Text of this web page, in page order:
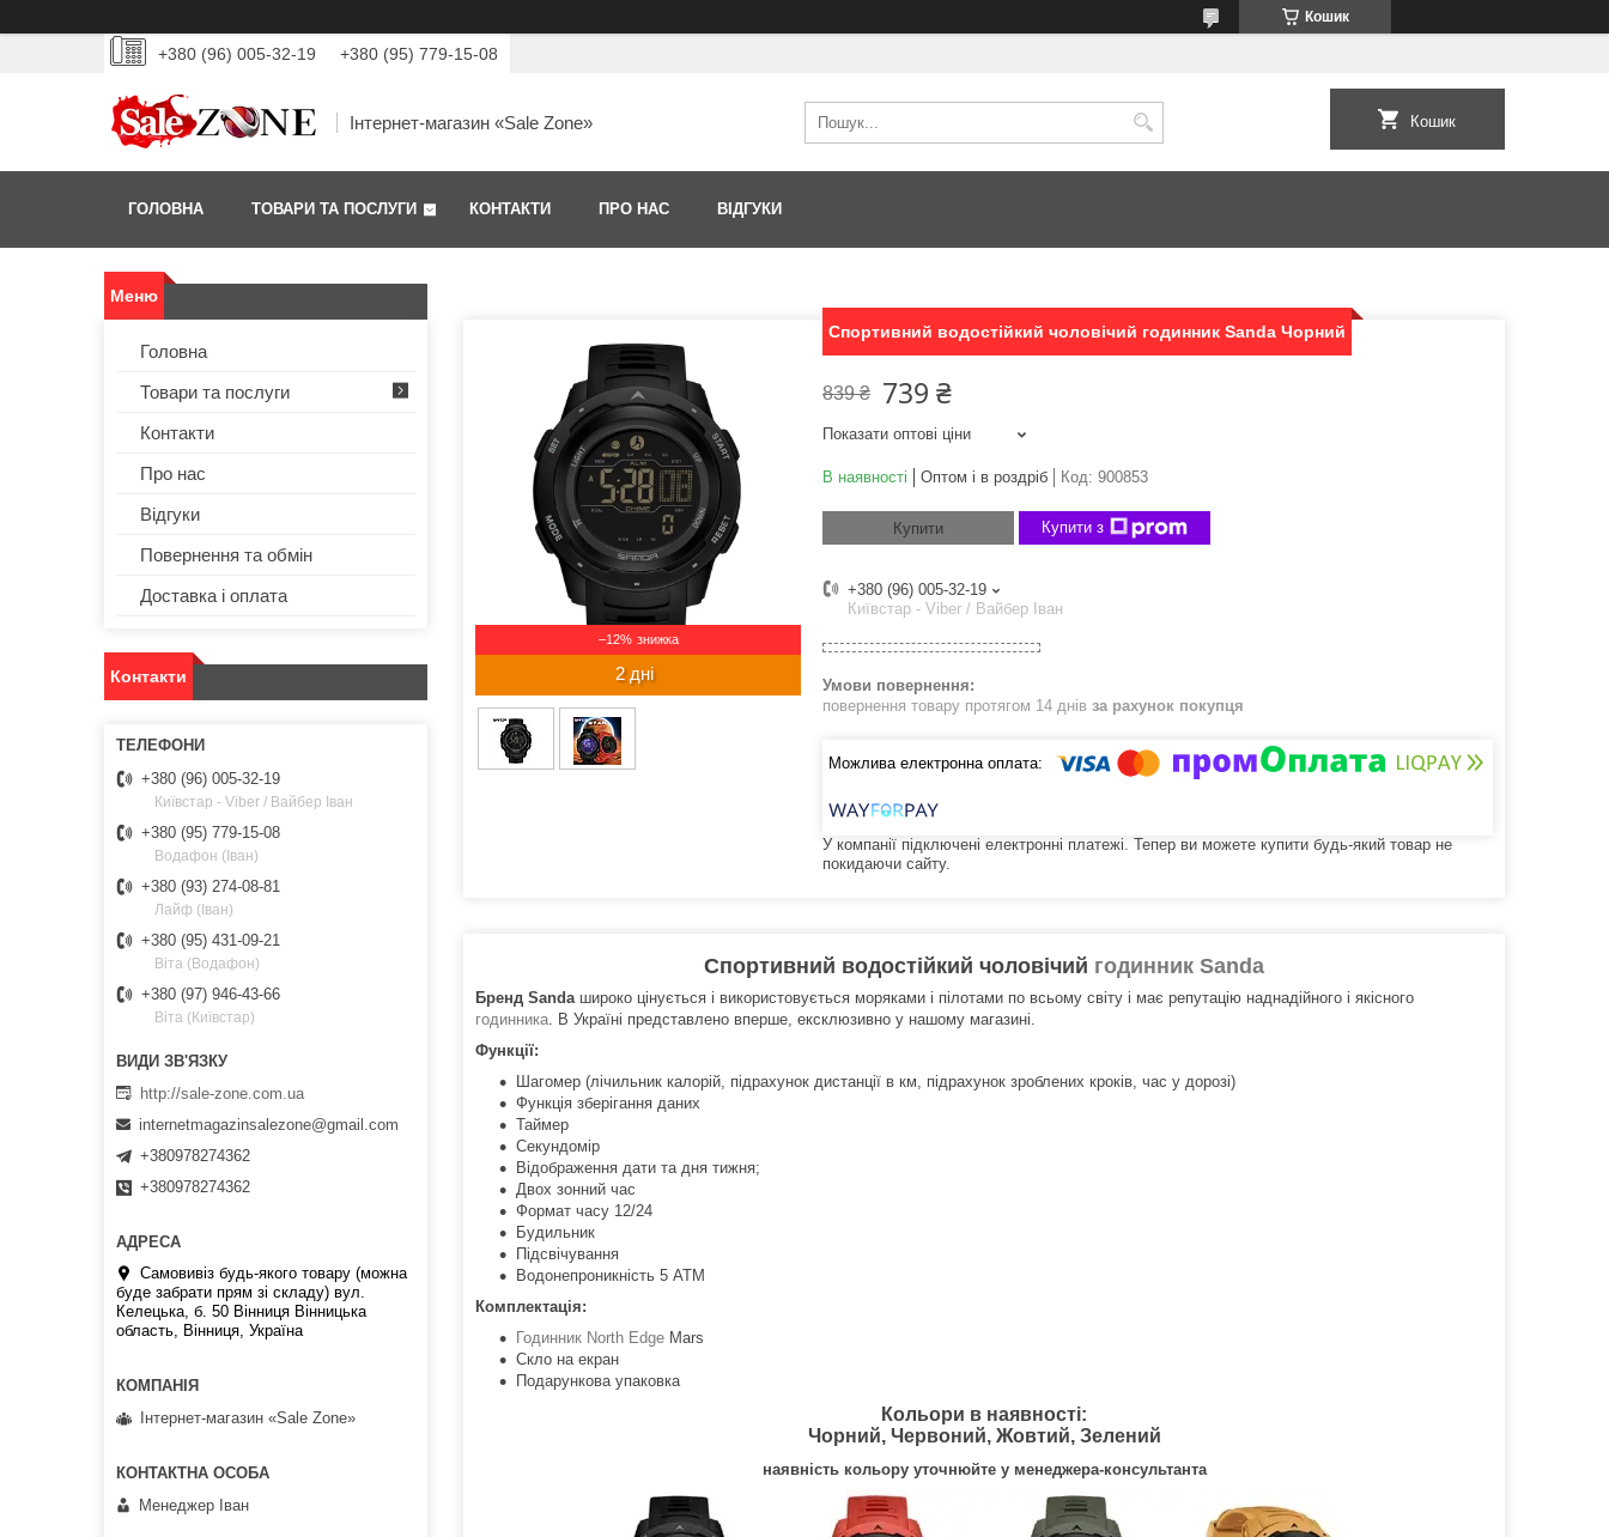
Кошик
+380 (96) 005-32-19 +380 (95) 779-15-08
Інтернет-магазин «Sale Zone» Кошик
ГОЛОВНА ТОВАРИ ТА ПОСЛУГИ КОНТАКТИ ПРО НАС ВІДГУКИ
–12%
2 дні
Спортивний водостійкий чоловічий годинник Sanda Чорний
839 ₴ 739 ₴
Показати оптові ціни
В наявності Оптом і в роздріб Код: 900853
Купити Купити з
+380 (96) 005-32-19
Київстар - Viber / Вайбер Іван
повернення товару протягом 14 днів за рахунок покупця
У компанії підключені електронні платежі. Тепер ви можете купити будь-який товар не
покидаючи сайту.
Спортивний водостійкий чоловічий годинник Sanda
Бренд Sandaшироко цінується і використовується моряками і пілотами по всьому світу і має репутацію наднадійного і якісного
годинника. В Україні представлено вперше, ексклюзивно у нашому магазині.
Функції:
Шагомер (лічильник калорій, підрахунок дистанції в км, підрахунок зроблених кроків, час у дорозі)
Функція зберігання даних
Таймер
Секундомір
Відображення дати та дня тижня;
Двох зонний час
Формат часу 12/24
Будильник
Підсвічування
Водонепроникність 5 ATM
Комплектація:
Годинник North Edge Mars
Скло на екран
Подарункова упаковка
Кольори в наявності:
Чорний, Червоний, Жовтий, Зелений
наявність кольору уточнюйте у менеджера-консультанта
Головна
Товари та послуги
Контакти
Про нас
Відгуки
Повернення та обмін
Доставка і оплата
Контакти
+380 (96) 005-32-19
Київстар - Viber / Вайбер Іван
+380 (95) 779-15-08
Водафон (Іван)
+380 (93) 274-08-81
Лайф (Іван)
+380 (95) 431-09-21
Віта (Водафон)
+380 (97) 946-43-66
Віта (Київстар)
http://sale-zone.com.ua
internetmagazinsalezone@gmail.com
+380978274362
+380978274362
Самовивіз будь-якого товару (можна
буде забрати прям зі складу) вул.
Келецька, б. 50 Вінниця Вінницька
область, Вінниця, Україна
Інтернет-магазин «Sale Zone»
Менеджер Іван